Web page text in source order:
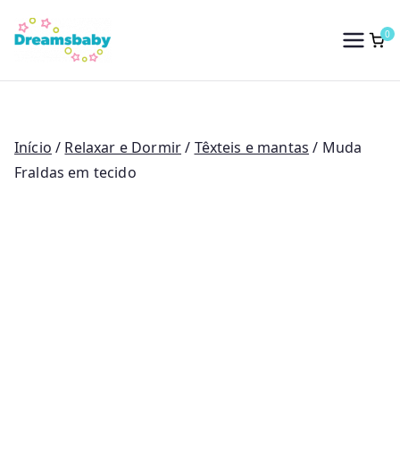
para
conteúdo
Dreams Baby
0
Início / Relaxar e Dormir/ Têxteis e mantas / Muda
Fraldas em tecido